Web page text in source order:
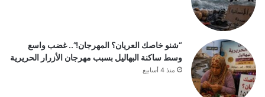
“شنو خاصك العريان؟ المهرجان!”.. غضب واسع
وسط ساكنة البهاليل بسبب مهرجان الأزرار الحريرية
منذ 4 أسابيع